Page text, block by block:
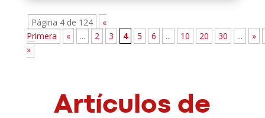
Página 4 de 124
«
Primera
« ... 2 3 4 5 6 ... 10 20 30 ...
»
»
Artículos de